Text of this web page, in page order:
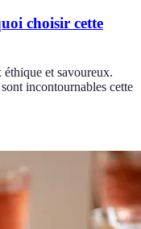
choisir cette
et savoureux.
incontournables cette